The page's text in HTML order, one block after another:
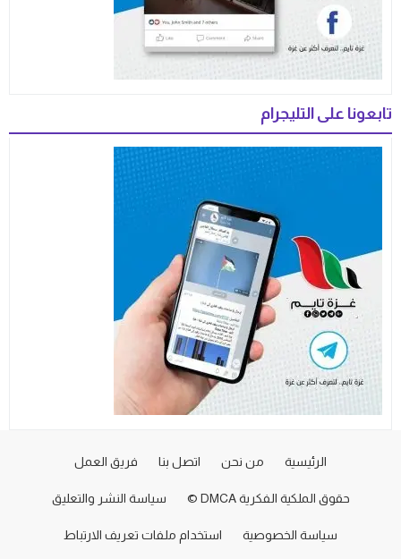
تابعونا على التليجرام
الرئيسية من نحن اتصل بنا فريق العمل
حقوق الملكية الفكرية DMCA © سياسة النشر والتعليق
سياسة الخصوصية استخدام ملفات تعريف الارتباط